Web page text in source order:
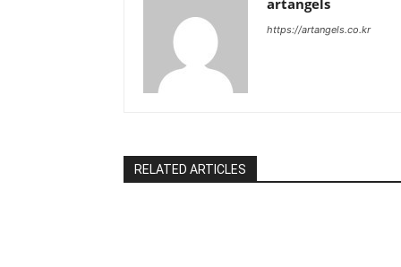
https://artangels.co.kr
RELATED ARTICLES